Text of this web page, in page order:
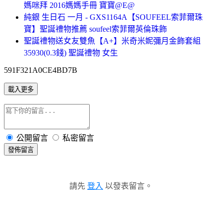
媽咪拜 2016媽媽手冊 寶寶@E@
純銀 生日石 一月 - GXS1164A【SOUFEEL索菲爾珠
寶】聖誕禮物推薦 soufeel索菲爾英倫珠飾
聖誕禮物送女友雙魚【A+】米奇米妮彌月金飾套組
35930(0.3錢) 聖誕禮物 女生
591F321A0CE4BD7B
載入更多
公開留言 私密留言
發佈留言
請先 登入 以發表留言。